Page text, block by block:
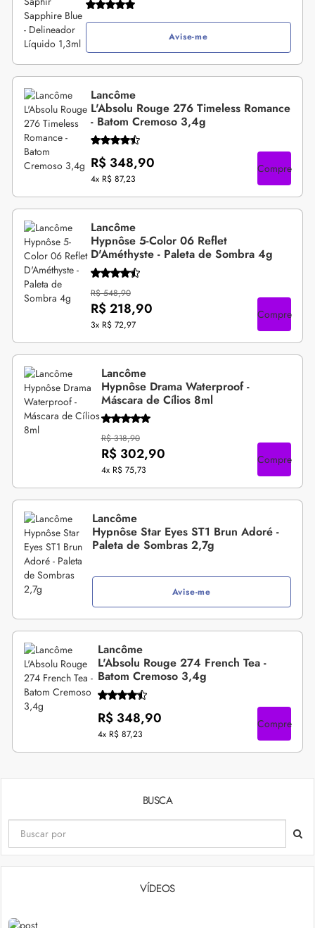
Avise-me
Lancôme
L'Absolu Rouge 276 Timeless Romance
- Batom Cremoso 3,4g
R$ 348,90
4x R$ 87,23
Compre
Lancôme
Hypnôse 5-Color 06 Reflet
D'Améthyste - Paleta de Sombra 4g
R$ 548,90
R$ 218,90
3x R$ 72,97
Compre
Lancôme
Hypnôse Drama Waterproof -
Máscara de Cílios 8ml
R$ 318,90
R$ 302,90
4x R$ 75,73
Compre
Lancôme
Hypnôse Star Eyes ST1 Brun Adoré -
Paleta de Sombras 2,7g
Avise-me
Lancôme
L'Absolu Rouge 274 French Tea -
Batom Cremoso 3,4g
R$ 348,90
4x R$ 87,23
Compre
BUSCA
VÍDEOS